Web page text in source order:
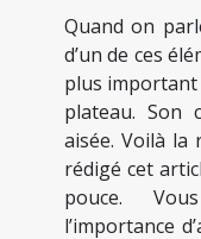
Quand on
d’un de ces
plus important
plateau. Son
aisée. Voilà la
rédigé cet
pouce.
l’importance